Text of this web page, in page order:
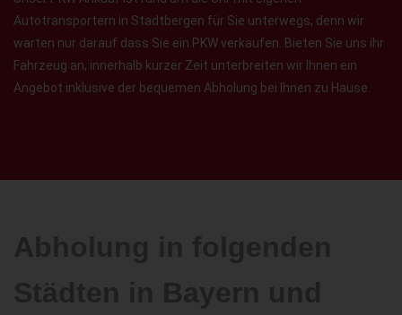
Autotransportern in Stadtbergen für Sie unterwegs, denn wir
warten nur darauf dass Sie ein PKW verkaufen. Bieten Sie uns ihr
Fahrzeug an, innerhalb kurzer Zeit unterbreiten wir Ihnen ein
Angebot inklusive der bequemen Abholung bei Ihnen zu Hause.